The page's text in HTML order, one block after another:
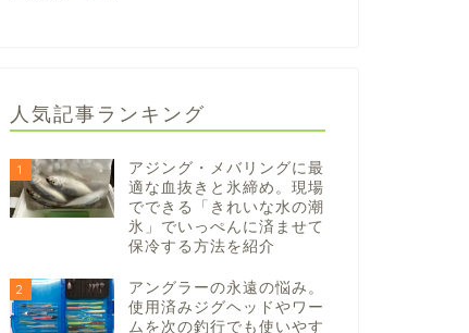
人気記事ランキング
1
アジング・メバリングに最
適な血抜きと氷締め。現場
でできる「きれいな水の潮
氷」でいっぺんに済ませて
保冷する方法を紹介
2
アングラーの永遠の悩み。
使用済みジグヘッドやワー
ムを次の釣行でも使いやす